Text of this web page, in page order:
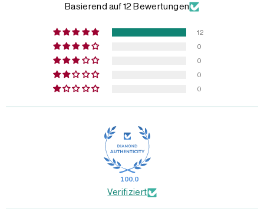
Basierend auf 12 Bewertungen
12
0
0
0
0
100.0
Verifiziert